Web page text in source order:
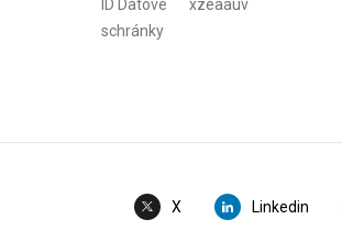
ID Datové
schránky
xzeaauv
X Linkedin